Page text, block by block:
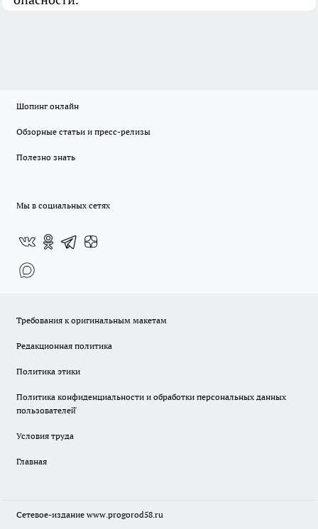
Шопинг онлайн
Обзорные статьи и пресс-релизы
Полезно знать
Мы в социальных сетях
Требования к оригинальным макетам
Редакционная политика
Политика этики
Политика конфиденциальности и обработки персональных данных
пользователей̆
Условия труда
Главная
Сетевое-издание www.progorod58.ru